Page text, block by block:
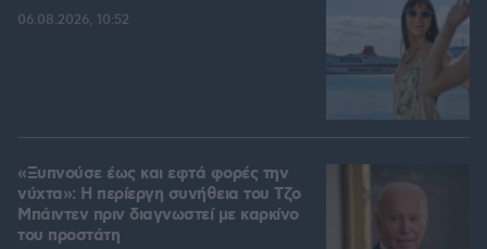
06.08.2026, 10:52
«Ξυπνούσε έως και εφτά φορές την
νύχτα»: Η περίεργη συνήθεια του Τζο
Μπάιντεν πριν διαγνωστεί με καρκίνο
του προστάτη